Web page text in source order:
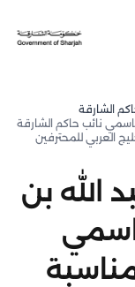
الشارقة
نائب حاكم الشارقة
العربي للمحترفين
الله بن